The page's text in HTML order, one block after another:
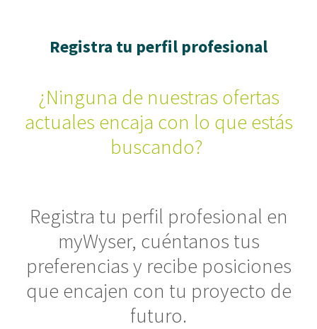
Registra tu perfil profesional
¿Ninguna de nuestras ofertas
actuales encaja con lo que estás
buscando?
Registra tu perfil profesional en
myWyser, cuéntanos tus
preferencias y recibe posiciones
que encajen con tu proyecto de
futuro.